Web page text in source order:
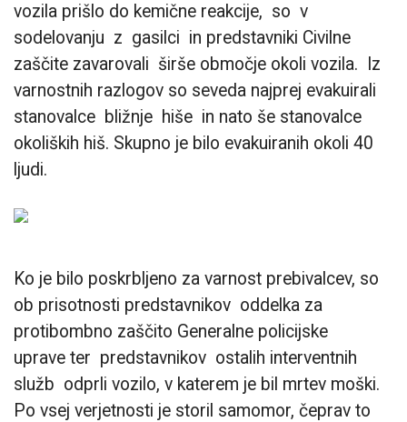
vozila prišlo do kemične reakcije, so v
sodelovanju z gasilci in predstavniki Civilne
zaščite zavarovali širše območje okoli vozila. Iz
varnostnih razlogov so seveda najprej evakuirali
stanovalce bližnje hiše in nato še stanovalce
okoliških hiš. Skupno je bilo evakuiranih okoli 40
ljudi.
Ko je bilo poskrbljeno za varnost prebivalcev, so
ob prisotnosti predstavnikov oddelka za
protibombno zaščito Generalne policijske
uprave ter predstavnikov ostalih interventnih
služb odprli vozilo, v katerem je bil mrtev moški.
Po vsej verjetnosti je storil samomor, čeprav to